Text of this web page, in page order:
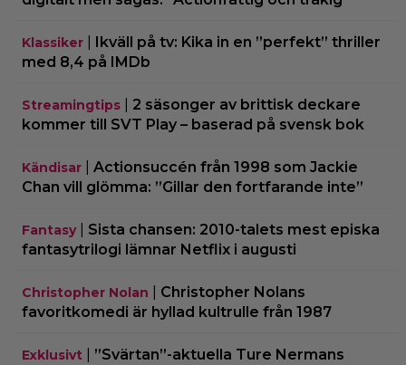
Klassiker
Ikväll på tv: Kika in en ”perfekt” thriller
med 8,4 på IMDb
Streamingtips
2 säsonger av brittisk deckare
kommer till SVT Play – baserad på svensk bok
Kändisar
Actionsuccén från 1998 som Jackie
Chan vill glömma: ”Gillar den fortfarande inte”
Fantasy| Sista chansen: 2010-talets mest episka
fantasytrilogi lämnar Netflix i augusti
Christopher Nolan
Christopher Nolans
favoritkomedi är hyllad kultrulle från 1987
Exklusivt
”Svärtan”-aktuella Ture Nermans